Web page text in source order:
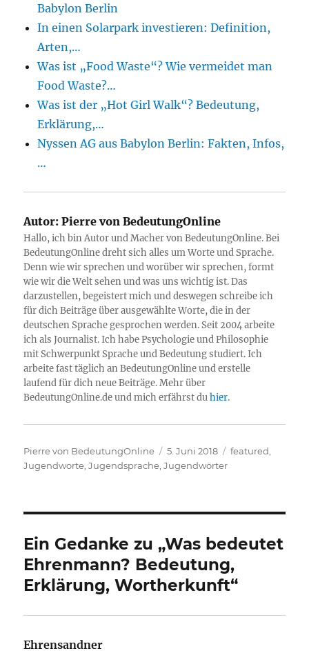
Babylon Berlin
In einen Solarpark investieren: Definition,
Arten,…
Was ist „Food Waste“? Wie vermeidet man
Food Waste?…
Was ist der „Hot Girl Walk“? Bedeutung,
Erklärung,…
Nyssen AG aus Babylon Berlin: Fakten, Infos,
…
Autor: Pierre von BedeutungOnline
Hallo, ich bin Autor und Macher von BedeutungOnline. Bei
BedeutungOnline dreht sich alles um Worte und Sprache.
Denn wie wir sprechen und worüber wir sprechen, formt
wie wir die Welt sehen und was uns wichtig ist. Das
darzustellen, begeistert mich und deswegen schreibe ich
für dich Beiträge über ausgewählte Worte, die in der
deutschen Sprache gesprochen werden. Seit 2004 arbeite
ich als Journalist. Ich habe Psychologie und Philosophie
mit Schwerpunkt Sprache und Bedeutung studiert. Ich
arbeite fast täglich an BedeutungOnline und erstelle
laufend für dich neue Beiträge. Mehr über
BedeutungOnline.de und mich erfährst duhier.
Autor
Pierre von BedeutungOnline
Veröffentlicht
am
5. Juni 2018 Kategorien
featured
Jugendworte, Jugendsprache, Jugendwörter
Ein Gedanke zu „Was bedeutet
Ehrenmann? Bedeutung,
Erklärung, Wortherkunft“
Ehrensandner